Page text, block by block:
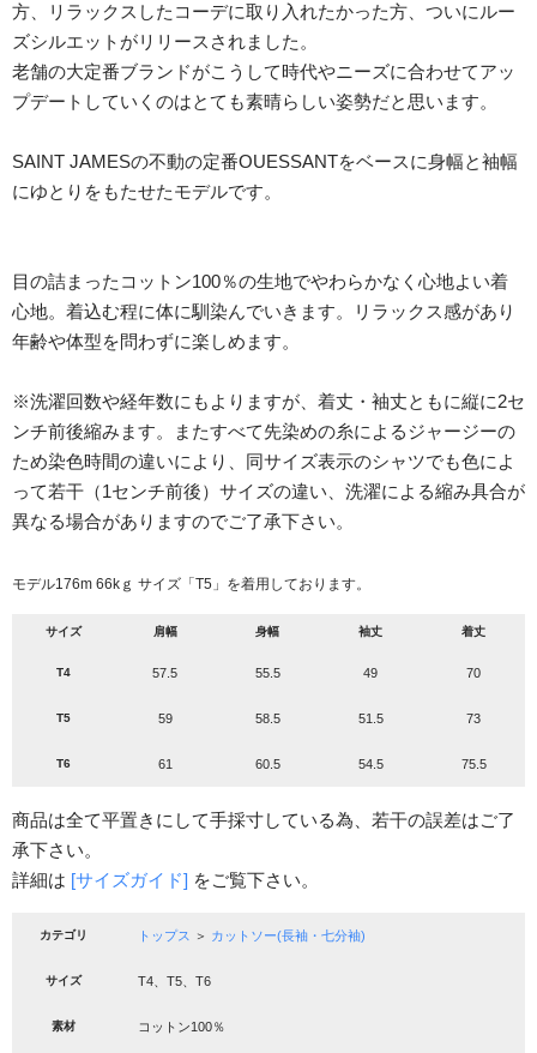
方、リラックスしたコーデに取り入れたかった方、ついにルー
ズシルエットがリリースされました。
老舗の大定番ブランドがこうして時代やニーズに合わせてアッ
プデートしていくのはとても素晴らしい姿勢だと思います。
SAINT JAMESの不動の定番OUESSANTをベースに身幅と袖幅
にゆとりをもたせたモデルです。
目の詰まったコットン100％の生地でやわらかなく心地よい着
心地。着込む程に体に馴染んでいきます。リラックス感があり
年齢や体型を問わずに楽しめます。
※洗濯回数や経年数にもよりますが、着丈・袖丈ともに縦に2セ
ンチ前後縮みます。またすべて先染めの糸によるジャージーの
ため染色時間の違いにより、同サイズ表示のシャツでも色によ
って若干（1センチ前後）サイズの違い、洗濯による縮み具合が
異なる場合がありますのでご了承下さい。
モデル176m 66kｇ サイズ「T5」を着用しております。
サイズ 肩幅 身幅 袖丈 着丈
T4 57.5 55.5 49 70
T5 59 58.5 51.5 73
T6 61 60.5 54.5 75.5
商品は全て平置きにして手採寸している為、若干の誤差はご了
承下さい。
詳細は [サイズガイド] をご覧下さい。
カテゴリ トップス ＞ カットソー(長袖・七分袖)
サイズ T4、T5、T6
素材 コットン100％